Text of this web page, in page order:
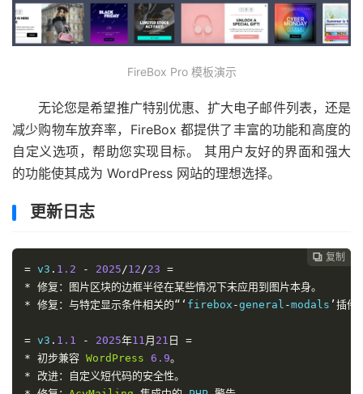
FireBox Pro 模板演示
无论您是希望推广特别优惠、扩大电子邮件列表，还是
减少购物车放弃率，FireBox 都提供了丰富的功能和高度的
自定义选项，帮助您实现目标。 ​其用户友好的界面和强大
的功能使其成为 WordPress 网站的理想选择。
更新日志
 复制
= v3 . 1.2 - 2025/12/23 =
* 修复：图片区块的边框半径在某些情况下未应用到图片本身。
* 修复：与特定显示条件相关的“‘ firebox -general -modals ’插件
= v3 . 1.1 - 2025年11月 21 日
=
* 初步兼容 WordPress 6.9。
*
改进：自定义短代码的安全性。